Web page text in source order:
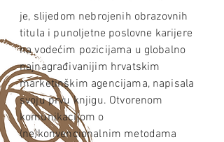
je, slijedom nebrojenih obrazovnih
titula i punoljetne poslovne karijere
na vodećim pozicijama u globalno
najnagrađivanijim hrvatskim
marketinškim agencijama, napisala
svoju prvu knjigu. Otvorenom
komunikacijom o
(ne)konvencionalnim metodama